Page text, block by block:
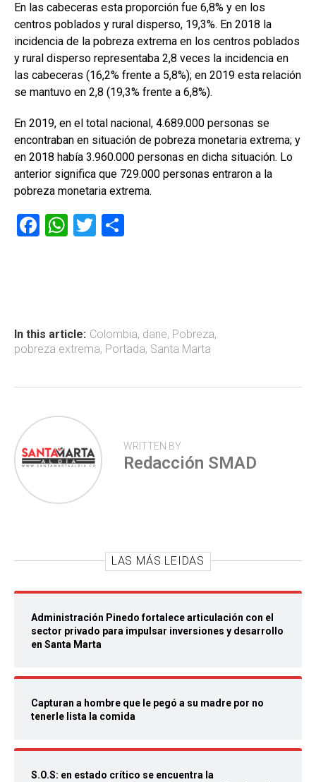
En las cabeceras esta proporción fue 6,8% y en los
centros poblados y rural disperso, 19,3%. En 2018 la
incidencia de la pobreza extrema en los centros poblados
y rural disperso representaba 2,8 veces la incidencia en
las cabeceras (16,2% frente a 5,8%); en 2019 esta relación
se mantuvo en 2,8 (19,3% frente a 6,8%).
En 2019, en el total nacional, 4.689.000 personas se
encontraban en situación de pobreza monetaria extrema; y
en 2018 había 3.960.000 personas en dicha situación. Lo
anterior significa que 729.000 personas entraron a la
pobreza monetaria extrema.
F
ok
W
p
p
T
tir
In this article: Colombia, dane, Pobreza,
pobreza extrema, Portada, Santa Marta
WRITTEN BY
Redacción SMAD
LAS MÁS LEIDAS
Administración Pinedo fortalece articulación con el
sector privado para impulsar inversiones y desarrollo
en Santa Marta
Capturan a hombre que le pegó a su madre por no
tenerle lista la comida
S.O.S: en estado crítico se encuentra la